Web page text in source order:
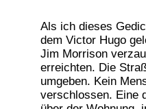
Als ich dieses
dem Victor Hugo
Jim Morrison
erreichten. Die
umgeben. Kein
verschlossen. Eine